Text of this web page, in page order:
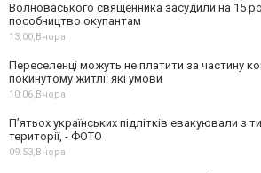
Волноваського священника засудили на 15
пособництво окупантам
13:00, Вчора
Переселенці можуть не платити за частину
покинутому житлі: які умови
10:06, Вчора
П’ятьох українських підлітків евакуювали з
території, - ФОТО
09:53, Вчора